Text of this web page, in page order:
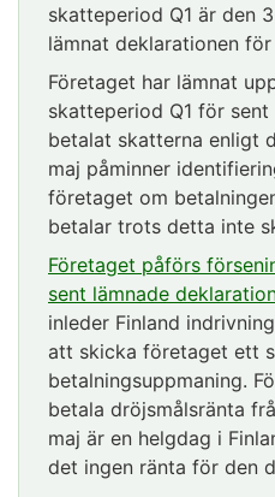
skatteperiod Q1 är den
lämnat deklarationen för
Företaget har lämnat
skatteperiod Q1 för
betalat skatterna enligt
maj påminner
företaget om
betalar trots detta inte
Företaget påförs
sent lämnade
inleder Finland
att skicka företaget ett
betalningsuppmaning.
betala dröjsmålsränta
maj är en helgdag i
det ingen ränta för den